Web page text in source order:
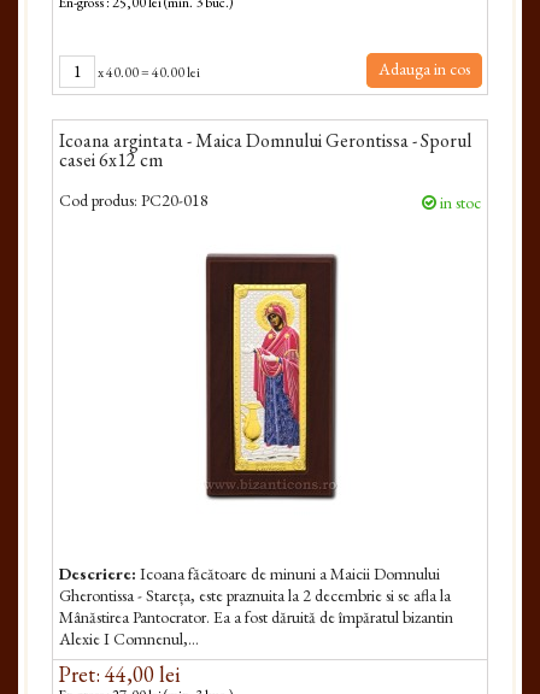
x40.00=40.00 lei Adauga in cos
Icoana argintata - Maica Domnului Gerontissa - Sporul
casei 6x12 cm
Cod produs: PC20-018 in stoc
Descriere: Icoana făcătoare de minuni a Maicii Dom­nului
Gherontissa - Stareța, este praznuita la 2 decembrie si se afla la
Mânăstirea Pantocrator. Ea a fost dăruită de împăratul bizantin
Alexie I Comnenul,...
Pret: 44,00 lei